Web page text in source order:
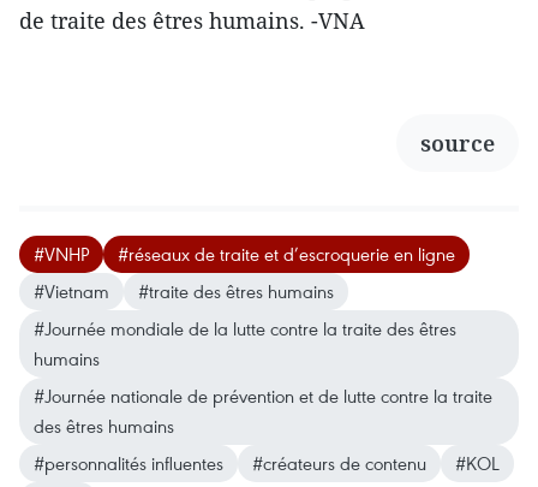
de traite des êtres humains. -VNA
source
#VNHP
#réseaux de traite et d’escroquerie en ligne
#Vietnam
#traite des êtres humains
#Journée mondiale de la lutte contre la traite des êtres
humains
#Journée nationale de prévention et de lutte contre la traite
des êtres humains
#personnalités influentes
#créateurs de contenu
#KOL